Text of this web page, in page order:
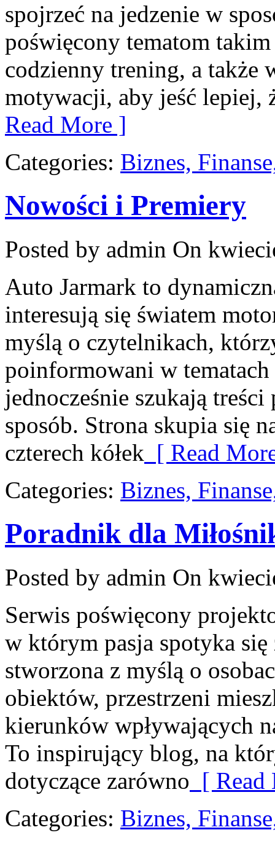
spojrzeć na jedzenie w
poświęcony tematom
codzienny trening, a także
motywacji, aby jeść lepiej,
Read More ]
Categories: Biznes,
Nowości i Premiery
Posted by admin On
Auto Jarmark to
interesują się światem
myślą o czytelnikach,
poinformowani w
jednocześnie szukają
sposób. Strona skupia się
czterech kółek [ Read
Categories: Biznes,
Poradnik dla
Posted by admin On
Serwis poświęcony
w którym pasja spotyka się
stworzona z myślą o
obiektów, przestrzeni
kierunków wpływających
To inspirujący blog, na
dotyczące zarówno [ Read
Categories: Biznes,